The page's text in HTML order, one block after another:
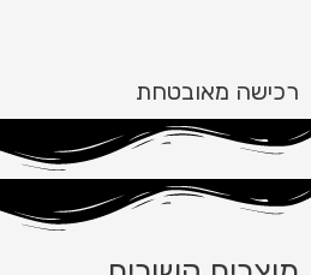
רכישה מאובטחת